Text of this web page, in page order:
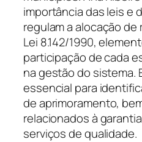
importância das leis e
regulam a alocação
Lei 8.142/1990,
participação de cada
na gestão do sistema.
essencial para
de aprimoramento,
relacionados à
serviços de qualidade.